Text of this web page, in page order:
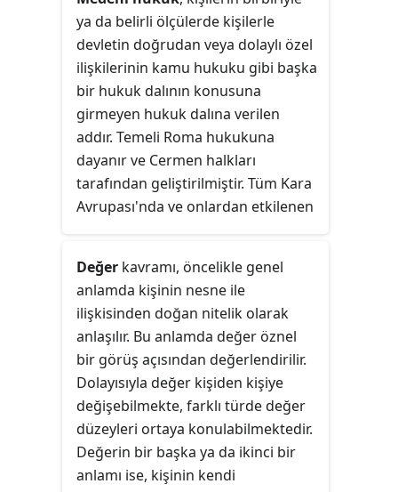
kullanılır.
ya da belirli ölçülerde kişilerle
devletin doğrudan veya dolaylı özel
ilişkilerinin kamu hukuku gibi başka
bir hukuk dalının konusuna
girmeyen hukuk dalına verilen
addır. Temeli Roma hukukuna
dayanır ve Cermen halkları
tarafından geliştirilmiştir. Tüm Kara
Avrupası'nda ve onlardan etkilenen
Değer kavramı, öncelikle genel
anlamda kişinin nesne ile
ilişkisinden doğan nitelik olarak
anlaşılır. Bu anlamda değer öznel
bir görüş açısından değerlendirilir.
Dolayısıyla değer kişiden kişiye
değişebilmekte, farklı türde değer
düzeyleri ortaya konulabilmektedir.
Değerin bir başka ya da ikinci bir
anlamı ise, kişinin kendi